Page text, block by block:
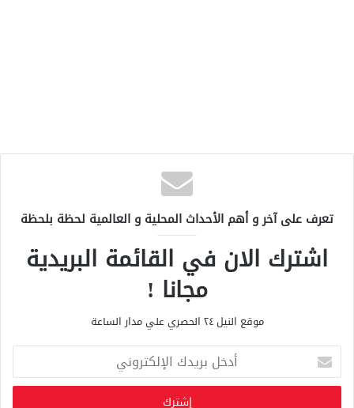
تعرف على آخر و أهم الأحداث المحلية و العالمية لحظة بلحظة
اشترك الان في القائمة البريدية
مجانا !
موقع النيل ٢٤ الحصري علي مدار الساعة
خ